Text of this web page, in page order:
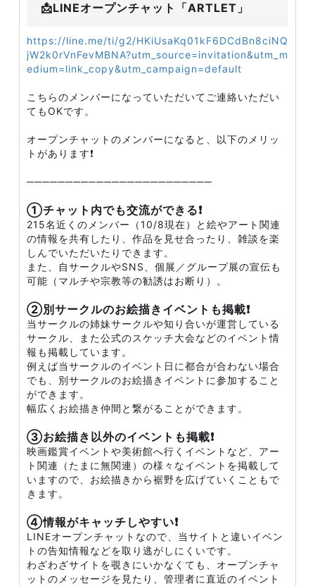
📩LINEオープンチャット「ARTLET」
https://line.me/ti/g2/HKiUsaKq01kF6DCdBn8ciNQ
jW2k0rVnFevMBNA?utm_source=invitation&utm_m
edium=link_copy&utm_campaign=default
こちらのメンバーになっていただいてご連絡いただい
てもOKです。
オープンチャットのメンバーになると、以下のメリッ
トがあります❗
────────────────────────
①チャット内でも交流ができる❗
215名近くのメンバー（10/8現在）と絵やアート関連
の情報を共有したり、作品を見せ合ったり、雑談を楽
しんでいただいたりできます。
また、自サークルやSNS、個展／グループ展の宣伝も
可能（マルチや宗教等の勧誘はお断り）。
②別サークルのお絵描きイベントも掲載❗
当サークルの姉妹サークルや知り合いが運営している
サークル、また公式のスケッチ大会などのイベント情
報も掲載しています。
例えば当サークルのイベント日に都合が合わない場合
でも、別サークルのお絵描きイベントに参加すること
ができます。
幅広くお絵描き仲間と繋がることができます。
③お絵描き以外のイベントも掲載❗
映画鑑賞イベントや美術館へ行くイベントなど、アー
ト関連（たまに無関連）の様々なイベントを掲載して
いますので、お絵描きから裾野を広げていくこともで
きます。
④情報がキャッチしやすい❗
LINEオープンチャットなので、当サイトと違いイベン
トの告知情報などを取り逃がしにくいです。
わざわざサイトを覗きにいかなくても、オープンチャ
ットのメッセージを見たり、管理者に直近のイベント